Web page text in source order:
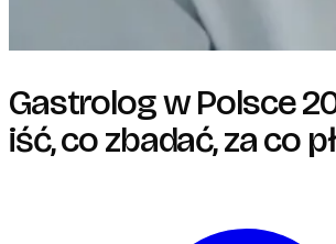
Gastrolog w Polsce
iść, co zbadać, za co